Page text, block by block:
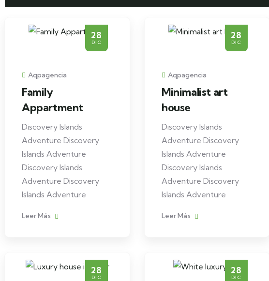
28
DIC
Aqpagencia
Family
Appartment
Discovery Islands
Adventure Discovery
Islands Adventure
Discovery Islands
Adventure Discovery
Islands Adventure
Leer Más
28
DIC
Aqpagencia
Minimalist art
house
Discovery Islands
Adventure Discovery
Islands Adventure
Discovery Islands
Adventure Discovery
Islands Adventure
Leer Más
28
DIC
28
DIC